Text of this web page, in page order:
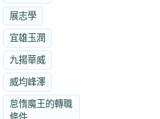
展志學
宜雄玉潤
九揚華威
威均峰澤
怠惰魔王的轉職